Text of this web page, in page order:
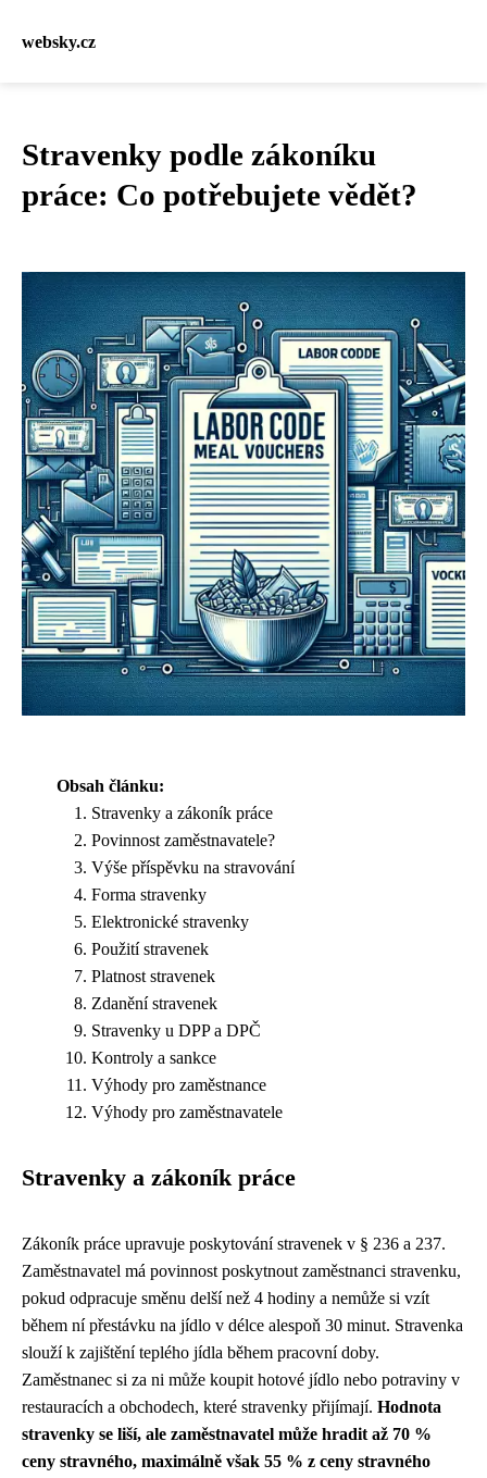
websky.cz
Stravenky podle zákoníku
práce: Co potřebujete vědět?
Obsah článku:
Stravenky a zákoník práce
Povinnost zaměstnavatele?
Výše příspěvku na stravování
Forma stravenky
Elektronické stravenky
Použití stravenek
Platnost stravenek
Zdanění stravenek
Stravenky u DPP a DPČ
Kontroly a sankce
Výhody pro zaměstnance
Výhody pro zaměstnavatele
Stravenky a zákoník práce
Zákoník práce upravuje poskytování stravenek v § 236 a 237.
Zaměstnavatel má povinnost poskytnout zaměstnanci stravenku,
pokud odpracuje směnu delší než 4 hodiny a nemůže si vzít
během ní přestávku na jídlo v délce alespoň 30 minut. Stravenka
slouží k zajištění teplého jídla během pracovní doby.
Zaměstnanec si za ni může koupit hotové jídlo nebo potraviny v
restauracích a obchodech, které stravenky přijímají. Hodnota
stravenky se liší, ale zaměstnavatel může hradit až 70 %
ceny stravného, maximálně však 55 % z ceny stravného